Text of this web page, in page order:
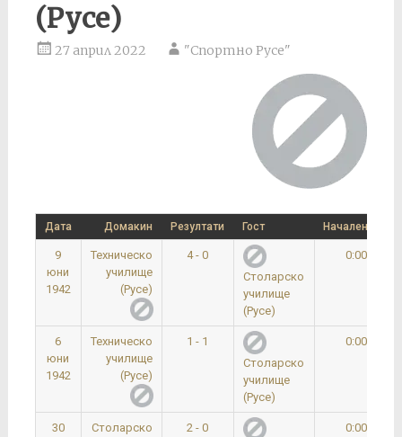
(Русе)
27 април 2022 "Спортно Русе"
Дата Домакин Резултати Гост Начален час
9
юни
1942
Техническо
училище
(Русе)
4 - 0
Столарско
училище
(Русе)
0:00
6
юни
1942
Техническо
училище
(Русе)
1 - 1
Столарско
училище
(Русе)
0:00
30
Столарско
2 - 0
0:00